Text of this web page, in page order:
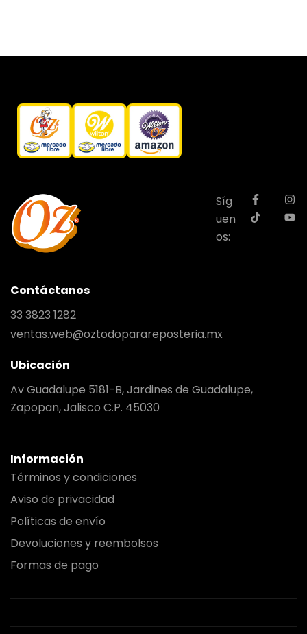
Síg
uen
os:
Contáctanos
33 3823 1282
ventas.web@oztodoparareposteria.mx
Ubicación
Av Guadalupe 5181-B, Jardines de Guadalupe,
Zapopan, Jalisco C.P. 45030
Información
Términos y condiciones
Aviso de privacidad
Políticas de envío
Devoluciones y reembolsos
Formas de pago